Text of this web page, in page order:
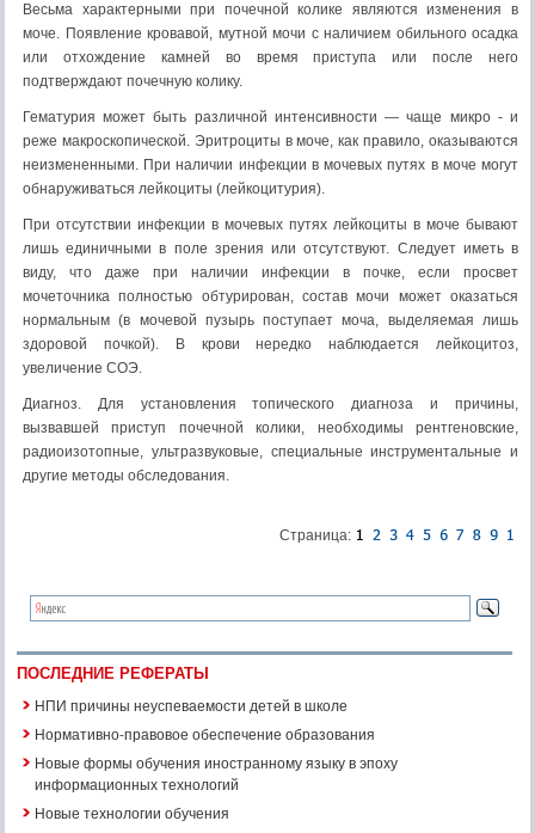
Весьма характерными при почечной колике являются измене­ния в
моче. Появление кровавой, мутной мочи с наличием обиль­ного осадка
или отхождение камней во время приступа или пос­ле него
подтверждают почечную колику.
Гематурия может быть различной интенсивности — чаще мик­ро - и
реже макроскопической. Эритроциты в моче, как правило, оказываются
неизмененными. При наличии инфекции в мочевых путях в моче могут
обнаруживаться лейкоциты (лейкоцитурия).
При отсутствии инфекции в мочевых путях лейкоциты в моче бывают
лишь единичными в поле зрения или отсутствуют. Сле­дует иметь в
виду, что даже при наличии инфекции в почке, если просвет
мочеточника полностью обтурирован, состав мочи мо­жет оказаться
нормальным (в мочевой пузырь поступает моча, выделяемая лишь
здоровой почкой). В крови нередко наблюдается лейкоцитоз,
увеличение СОЭ.
Диагноз. Для установления топического диагноза и причи­ны,
вызвавшей приступ почечной колики, необходимы рентге­новские,
радиоизотопные, ультразвуковые, специальные инст­рументальные и
другие методы обследования.
Страница:
ПОСЛЕДНИЕ РЕФЕРАТЫ
НПИ причины неуспеваемости детей в школе
Нормативно-правовое обеспечение образования
Новые формы обучения иностранному языку в эпоху
информационных технологий
Новые технологии обучения